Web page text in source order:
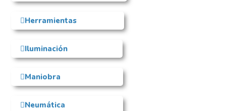
Herramientas
Iluminación
Maniobra
Neumática